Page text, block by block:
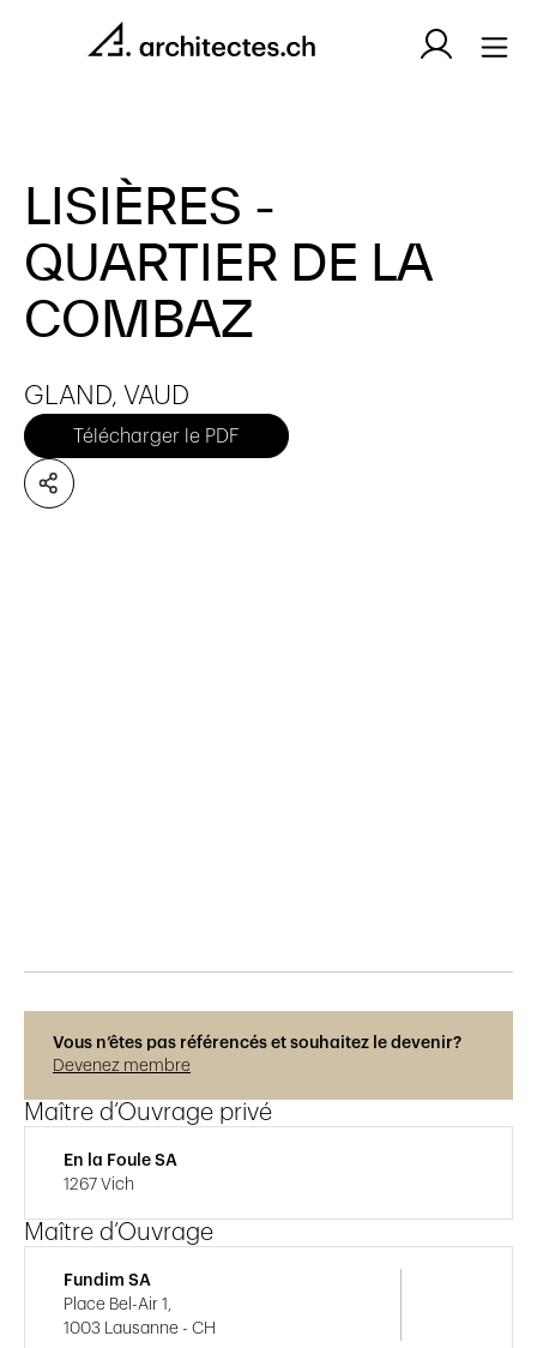
LISIÈRES -
QUARTIER DE LA
COMBAZ
GLAND, VAUD
Télécharger le PDF
Vous n’êtes pas référencés et souhaitez le devenir?
Devenez membre
Maître d’Ouvrage privé
En la Foule SA
1267 Vich
Maître d’Ouvrage
Fundim SA
Place Bel-Air 1,
1003 Lausanne - CH